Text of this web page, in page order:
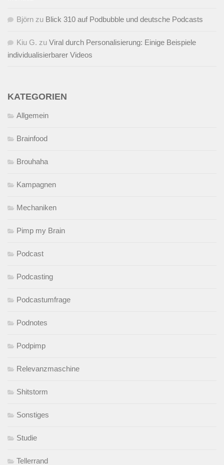
Björn zu Blick 310 auf Podbubble und deutsche Podcasts
Kiu G. zu Viral durch Personalisierung: Einige Beispiele
individualisierbarer Videos
KATEGORIEN
Allgemein
Brainfood
Brouhaha
Kampagnen
Mechaniken
Pimp my Brain
Podcast
Podcasting
Podcastumfrage
Podnotes
Podpimp
Relevanzmaschine
Shitstorm
Sonstiges
Studie
Tellerrand